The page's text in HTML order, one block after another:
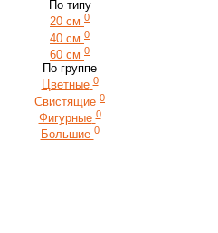
По типу
20 см 0
40 см 0
60 см 0
По группе
Цветные 0
Свистящие 0
Фигурные 0
Большие 0